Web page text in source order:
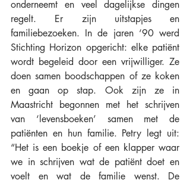
onderneemt en veel dagelijkse dingen
regelt. Er zijn uitstapjes en
familiebezoeken. In de jaren ‘90 werd
Stichting Horizon opgericht: elke patiënt
wordt begeleid door een vrijwilliger. Ze
doen samen boodschappen of ze koken
en gaan op stap. Ook zijn ze in
Maastricht begonnen met het schrijven
van ‘levensboeken’ samen met de
patiënten en hun familie. Petry legt uit:
“Het is een boekje of een klapper waar
we in schrijven wat de patiënt doet en
voelt en wat de familie wenst. De